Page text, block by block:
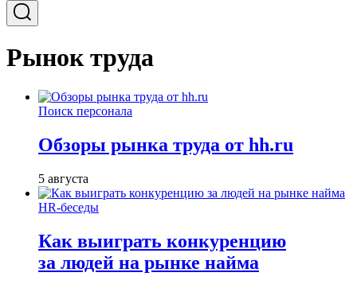
Рынок труда
Поиск персонала
Обзоры рынка труда от hh.ru
5 августа
HR-беседы
Как выиграть конкуренцию
за людей на рынке найма